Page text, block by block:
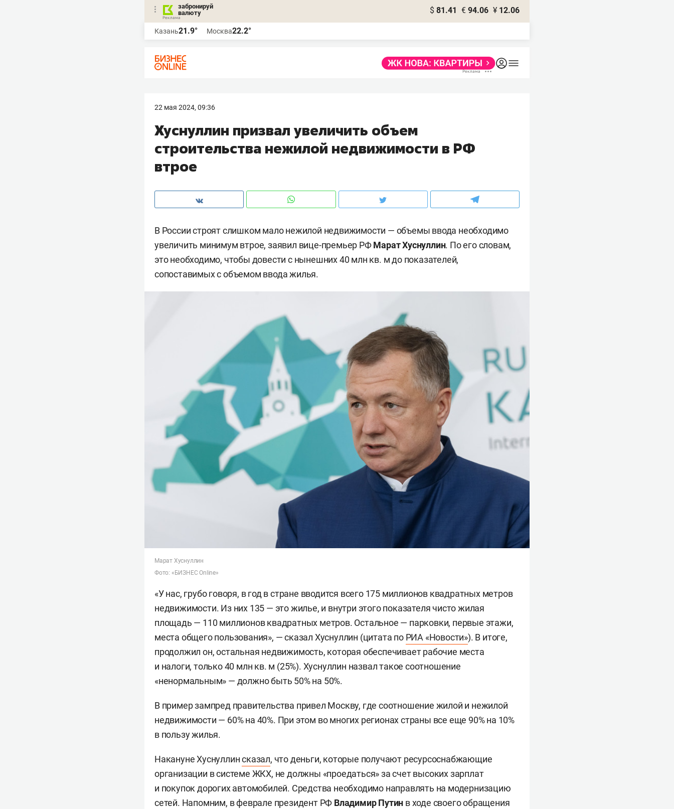
забронируй
валюту
$ 81.41 € 94.06 ¥ 12.06
Казань21.9° Москва22.2°
22 мая 2024, 09:36
Хуснуллин призвал увеличить объем
строительства нежилой недвижимости в РФ
втрое
В России строят слишком мало нежилой недвижимости — объемы ввода необходимо
увеличить минимум втрое, заявил вице-премьер РФМарат Хуснуллин. По его словам,
это необходимо, чтобы довести с нынешних 40 млн кв. м до показателей,
сопоставимых с объемом ввода жилья.
Марат Хуснуллин
Фото: «БИЗНЕС Online»
«У нас, грубо говоря, в год в стране вводится всего 175 миллионов квадратных метров
недвижимости. Из них 135 — это жилье, и внутри этого показателя чисто жилая
площадь — 110 миллионов квадратных метров. Остальное — парковки, первые этажи,
места общего пользования», — сказал Хуснуллин (цитата по РИА «Новости»). В итоге,
продолжил он, остальная недвижимость, которая обеспечивает рабочие места
и налоги, только 40 млн кв. м (25%). Хуснуллин назвал такое соотношение
«ненормальным» — должно быть 50% на 50%.
В пример зампред правительства привел Москву, где соотношение жилой и нежилой
недвижимости — 60% на 40%. При этом во многих регионах страны все еще 90% на 10%
в пользу жилья.
Накануне Хуснуллинсказал, что деньги, которые получают ресурсоснабжающие
организации в системе ЖКХ, не должны «проедаться» за счет высоких зарплат
и покупок дорогих автомобилей. Средства необходимо направлять на модернизацию
сетей. Напомним, в феврале президент РФ Владимир Путин в ходе своего обращения